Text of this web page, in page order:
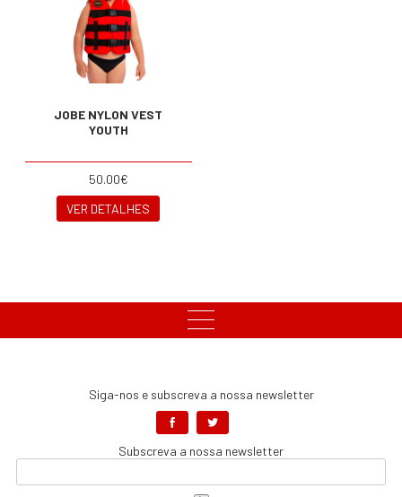
JOBE NYLON VEST
YOUTH
50.00€
VER DETALHES
Siga-nos e subscreva a nossa newsletter
Subscreva a nossa newsletter